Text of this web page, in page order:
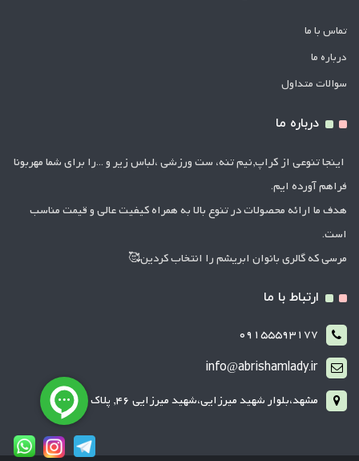
تماس با ما
درباره ما
سوالات متداول
درباره ما
اینجا تنوعی از کراپ,نیم تنه، ست ورزشی ،لباس زیر و ...را برای شما مهربونا
فراهم آورده ایم.
هدف ما ارائه محصولات در تنوع بالا به همراه کیفیت عالی و قیمت مناسب
است.
مرسی که گالری بانوان ابریشم را انتخاب کردین🥰
ارتباط با ما
09155593177
info@abrishamlady.ir
مشهد،بلوار شهید میرزایی،شهید میرزایی 46, پلاک 2